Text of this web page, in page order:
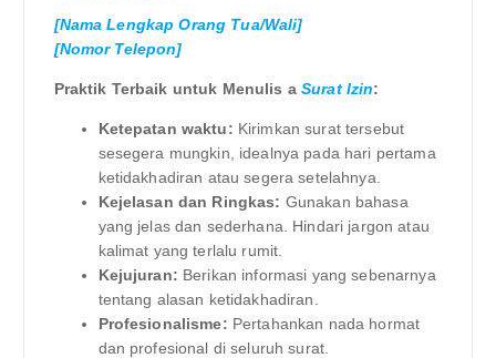
[Nama Lengkap Orang Tua/Wali]
[Nomor Telepon]
Praktik Terbaik untuk Menulis aSurat Izin:
Ketepatan waktu: Kirimkan surat tersebut
sesegera mungkin, idealnya pada hari pertama
ketidakhadiran atau segera setelahnya.
Kejelasan dan Ringkas: Gunakan bahasa
yang jelas dan sederhana. Hindari jargon atau
kalimat yang terlalu rumit.
Kejujuran: Berikan informasi yang sebenarnya
tentang alasan ketidakhadiran.
Profesionalisme: Pertahankan nada hormat
dan profesional di seluruh surat.